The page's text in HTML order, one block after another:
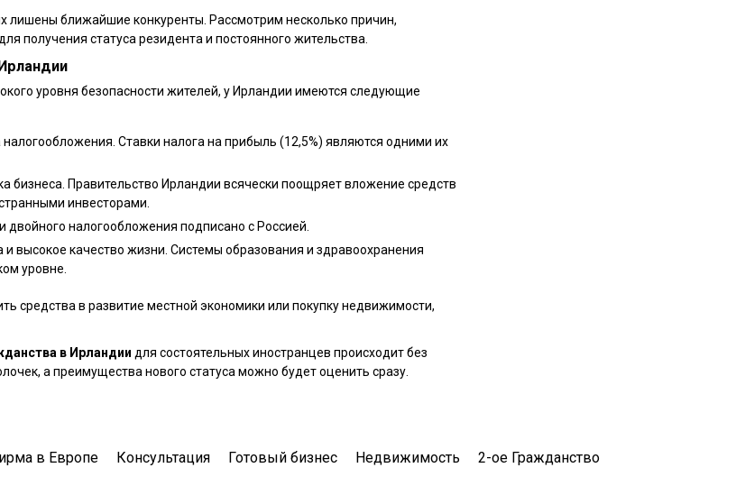
лишены ближайшие конкуренты. Рассмотрим несколько причин,
получения статуса резидента и постоянного жительства.
уровня безопасности жителей, у Ирландии имеются следующие
налогообложения. Ставки налога на прибыль (12,5%) являются одними их
бизнеса. Правительство Ирландии всячески поощряет вложение средств
инвесторами.
налогообложения подписано с Россией.
и высокое качество жизни. Системы образования и здравоохранения
уровне.
средства в развитие местной экономики или покупку недвижимости,
в Ирландии для состоятельных иностранцев происходит без
а преимущества нового статуса можно будет оценить сразу.
в Европе Консультация Готовый бизнес Недвижимость 2-ое Гражданство